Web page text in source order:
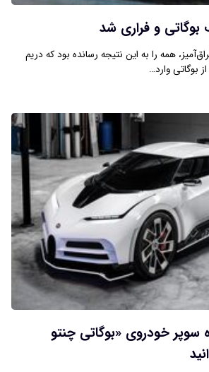
بوگاتی و فراری شد
همه را به این نتیجه رسانده بود که دریم
بوگاتی وارد…
سوپر خودروی «بوگاتی چنتو